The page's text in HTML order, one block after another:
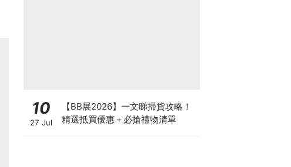
10
27 Jul
【BB展2026】一文睇掃貨攻略！
精選抵買優惠＋必搶禮物清單